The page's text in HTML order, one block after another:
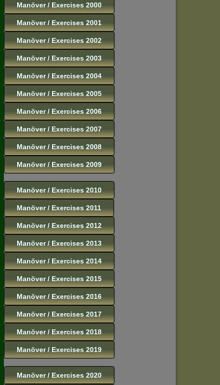
Manöver / Exercises 2000
Manöver / Exercises 2001
Manöver / Exercises 2002
Manöver / Exercises 2003
Manöver / Exercises 2004
Manöver / Exercises 2005
Manöver / Exercises 2006
Manöver / Exercises 2007
Manöver / Exercises 2008
Manöver / Exercises 2009
Manöver / Exercises 2010
Manöver / Exercises 2011
Manöver / Exercises 2012
Manöver / Exercises 2013
Manöver / Exercises 2014
Manöver / Exercises 2015
Manöver / Exercises 2016
Manöver / Exercises 2017
Manöver / Exercises 2018
Manöver / Exercises 2019
Manöver / Exercises 2020